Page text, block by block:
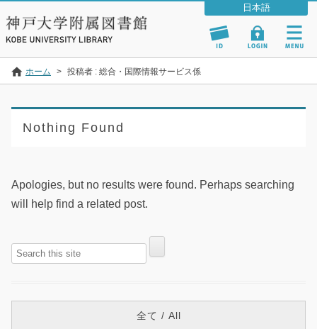
ホーム > 投稿者 : 総合・国際情報サービス係
Nothing Found
Apologies, but no results were found. Perhaps searching
will help find a related post.
全て / All